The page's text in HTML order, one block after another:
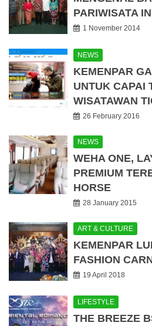
PARIWISATA
1 November 2014
NEWS
KEMENPAR
UNTUK CAPAI
WISATAWAN
26 February 2016
NEWS
WEHA ONE,
PREMIUM
HORSE
28 January 2015
ART & CULTURE
KEMENPAR
FASHION
19 April 2018
LIFESTYLE
THE BREEZE